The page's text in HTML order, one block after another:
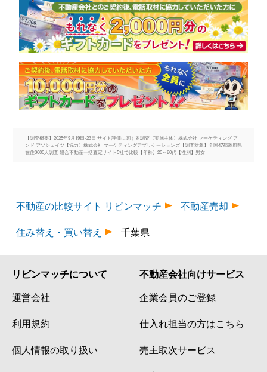
【調査概要】2025年9月19日-23日 サイト評価に関する調査【実施主体】株式会社 マーケティング ア
ンド アソシェイツ【協力】株式会社 マーケティングアプリケーションズ【調査対象】全国47都道府県
在住3000人調査 競合不動産一括査定サイト5社で比較【年齢】20～60代【性別】男女
不動産の比較サイト リビンマッチ
不動産売却
住み替え・買い替え
千葉県
リビンマッチについて
運営会社
利用規約
個人情報の取り扱い
不動産会社向けサービス
企業会員のご登録
仕入れ担当の方はこちら
売主取次サービス